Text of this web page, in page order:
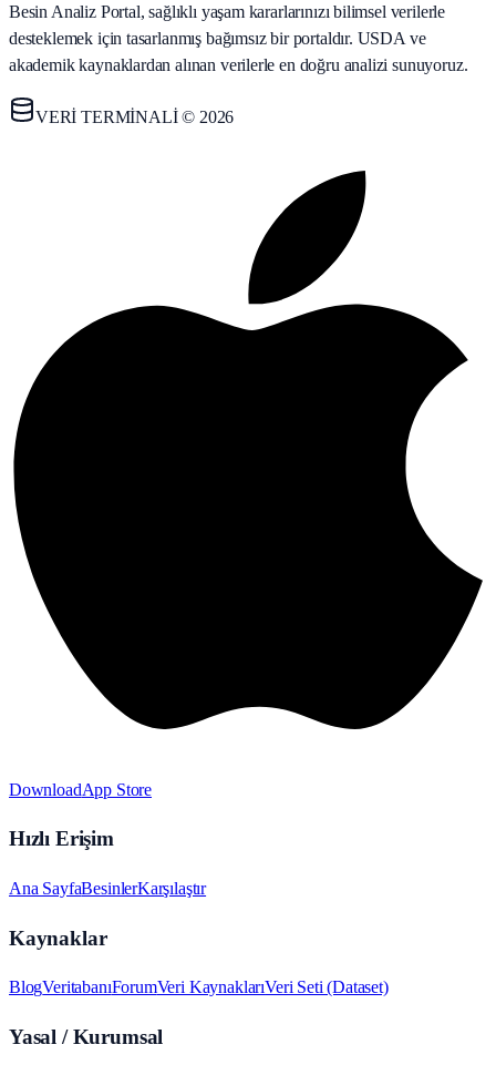
Besin Analiz Portal, sağlıklı yaşam kararlarınızı bilimsel verilerle
desteklemek için tasarlanmış bağımsız bir portaldır. USDA ve
akademik kaynaklardan alınan verilerle en doğru analizi sunuyoruz.
VERİ TERMİNALİ © 2026
DownloadApp Store
Hızlı Erişim
Ana SayfaBesinlerKarşılaştır
Kaynaklar
BlogVeritabanıForumVeri KaynaklarıVeri Seti (Dataset)
Yasal / Kurumsal